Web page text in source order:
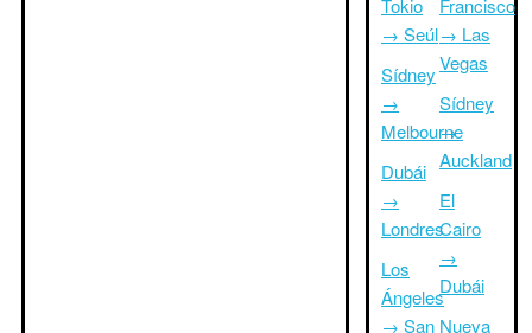
Tokio
→ Seúl
Sídney
→
Melbourne
Dubái
→
Londres
Los
Ángeles
→ San
Francisco
→ Las
Vegas
Sídney
→
Auckland
El
Cairo
→
Dubái
Nueva